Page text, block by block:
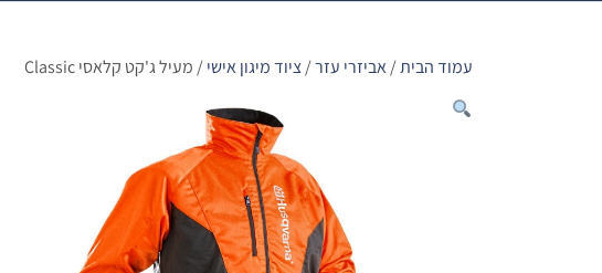
עמוד הבית/אביזרי עזר/ציוד מיגון אישי/ מעיל ג'קט קלאסי Classic